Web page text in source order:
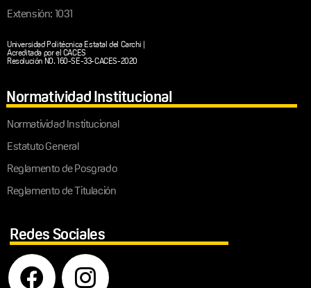
Extensión: 1031
Universidad Politécnica Estatal del Carchi |
Acreditada por el CACES
Resolución N0. 160-SE-33-CACES-2020
Normatividad Institucional
Normatividad Institucional
Estatuto General
Reglamento de Posgrado
Reglamento de Titulación
Redes Sociales